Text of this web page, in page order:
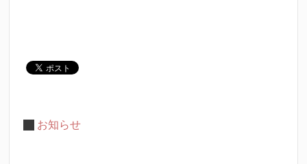
お知らせ